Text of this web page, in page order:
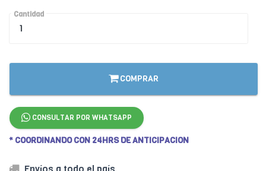
Cantidad
COMPRAR
CONSULTAR POR WHATSAPP
* COORDINANDO CON 24HRS DE ANTICIPACION